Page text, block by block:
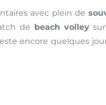
avec plein de
de beach volleysur
encore quelques